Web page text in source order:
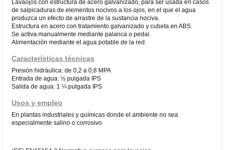
Lavaojos con estructura de acero galvanizado, para ser usada en casos
de salpicaduras de elementos nocivos a los ojos, en el que el agua
produzca un efecto de arrastre de la sustancia nociva.
Estructura en acero con tratamiento galvanizado y cubeta en ABS.
Se activa manualmente mediante palanca o pedal.
Alimentación mediante el agua potable de la red.
Características técnicas
Presión hidráulica: de 0,2 a 0,8 MPA
Entrada de agua: ½ pulgada IPS
Salida de agua: 1 ¼ pulgada IPS
Usos y empleo
En plantas industriales y químicas donde el ambiente no sea
especialmente salino o corrosivo